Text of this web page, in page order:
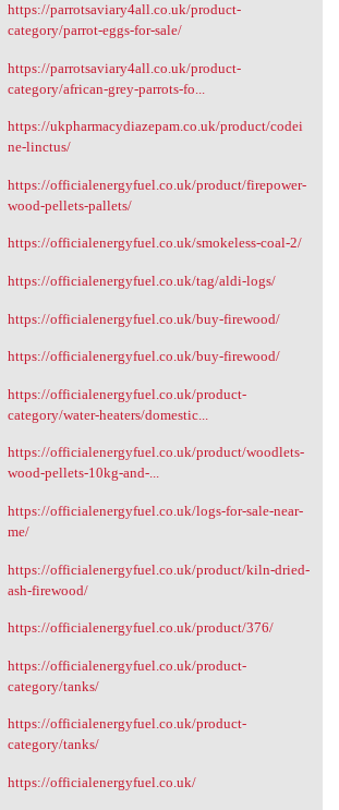
https://parrotsaviary4all.co.uk/product-
category/parrot-eggs-for-sale/
https://parrotsaviary4all.co.uk/product-
category/african-grey-parrots-fo...
https://ukpharmacydiazepam.co.uk/product/codei
ne-linctus/
https://officialenergyfuel.co.uk/product/firepower-
wood-pellets-pallets/
https://officialenergyfuel.co.uk/smokeless-coal-2/
https://officialenergyfuel.co.uk/tag/aldi-logs/
https://officialenergyfuel.co.uk/buy-firewood/
https://officialenergyfuel.co.uk/buy-firewood/
https://officialenergyfuel.co.uk/product-
category/water-heaters/domestic...
https://officialenergyfuel.co.uk/product/woodlets-
wood-pellets-10kg-and-...
https://officialenergyfuel.co.uk/logs-for-sale-near-
me/
https://officialenergyfuel.co.uk/product/kiln-dried-
ash-firewood/
https://officialenergyfuel.co.uk/product/376/
https://officialenergyfuel.co.uk/product-
category/tanks/
https://officialenergyfuel.co.uk/product-
category/tanks/
https://officialenergyfuel.co.uk/